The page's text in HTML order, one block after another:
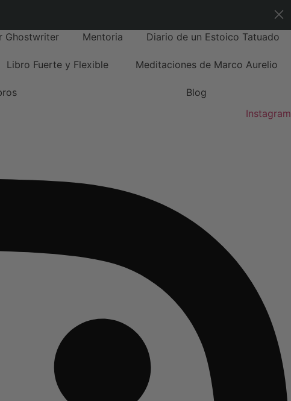
Ghostwriter Mentoria Diario de un Estoico Tatuado
Libro Fuerte y Flexible Meditaciones de Marco Aurelio
Blog
Instagram